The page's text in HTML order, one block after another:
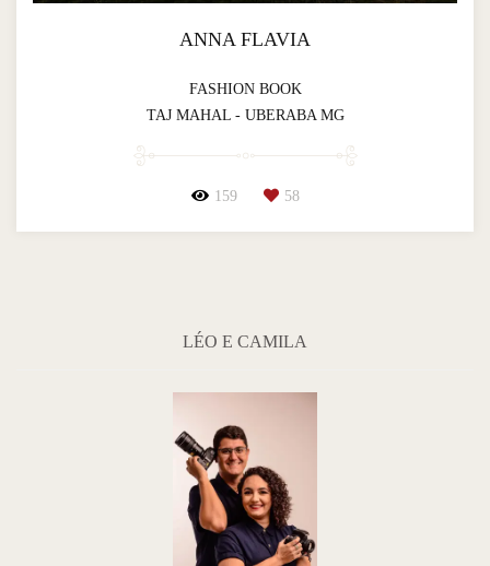
ANNA FLAVIA
FASHION BOOK
TAJ MAHAL - UBERABA MG
159 58
LÉO E CAMILA